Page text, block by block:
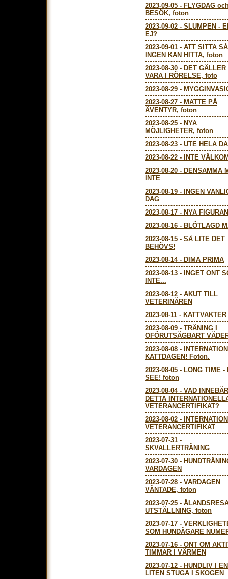
2023-09-05 - FLYGDAG
BESÖK, foton
2023-09-02 - SLUMPEN -
EJ?
2023-09-01 - ATT SITTA
INGEN KAN HITTA, foton
2023-08-30 - DET GÄLLER
VARA I RÖRELSE, foto
2023-08-29 -
2023-08-27 - MATTE PÅ
ÄVENTYR, foton
2023-08-25 - NYA
MÖJLIGHETER, foton
2023-08-23 - UTE HELA
2023-08-22 -
INTE
2023-08-20 - DENSAMMA
INTE
2023-08-19 -
INGEN
DAG
2023-08-17 - NYA
2023-08-16 - BLÖTLAGD
2023-08-15 - SÅ LITE DET
BEHÖVS!
2023-08-14- DIMA PRIMA
2023-08-13 -
INGET ONT
INTE...
2023-08-12 - AKUT TILL
VETERINÄREN
2023-08-11 - KATTVAKTER
2023-08-09 - TRÄNING I
OFÖRUTSÄGBART
2023-08-08 -
KATTDAGEN! Foton.
2023-08-05 - LONG TIME -
SEE! foton
2023-08-04- VAD INNEBÄR
DETTA
VETERANCERTIFIKAT?
2023-08-02 -
VETERANCERTIFIKAT
2023-07-31 -
SKVALLERTRÄNING
2023-07-30 -
VARDAGEN
2023-07-28 - VARDAGEN
VÄNTADE, foton
2023-07-25 -
UTSTÄLLNING, foton
2023-07-17 -
SOM HUNDÄGARE
2023-07-16 - ONT OM
TIMMAR I VÄRMEN
2023-07-12 - HUNDLIV I EN
LITEN STUGA I SKOGEN